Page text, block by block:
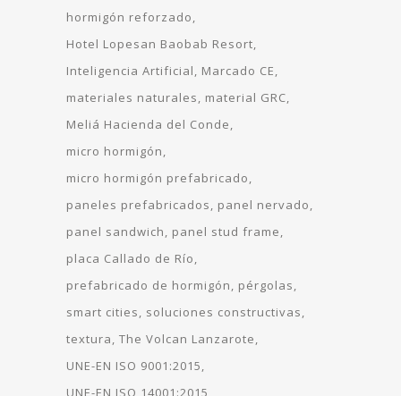
hormigón reforzado
Hotel Lopesan Baobab Resort
Inteligencia Artificial
Marcado CE
materiales naturales
material GRC
Meliá Hacienda del Conde
micro hormigón
micro hormigón prefabricado
paneles prefabricados
panel nervado
panel sandwich
panel stud frame
placa Callado de Río
prefabricado de hormigón
pérgolas
smart cities
soluciones constructivas
textura The Volcan Lanzarote
UNE-EN ISO 9001:2015
UNE-EN ISO 14001:2015